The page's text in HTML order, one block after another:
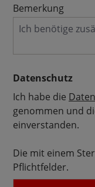
Bemerkung
Datenschutz
Ich habe die
genommen und
einverstanden.
Die mit einem
Pflichtfelder.